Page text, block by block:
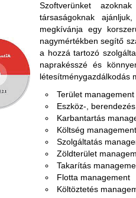
Szoftverünket
társaságoknak
megkívánja egy
nagymértékben segítő
a hozzá tartozó
naprakésszé és
létesítménygazdálkodás
Terület management
Eszköz-,
Karbantartás
Költség management
Szolgáltatás
Zöldterület
Takarítás
Flotta management
Költöztetés